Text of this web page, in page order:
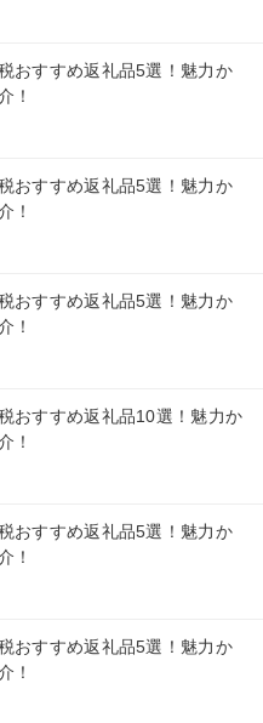
おすすめ返礼品5選！魅力か
！
おすすめ返礼品5選！魅力か
！
おすすめ返礼品5選！魅力か
！
おすすめ返礼品10選！魅力か
！
おすすめ返礼品5選！魅力か
！
おすすめ返礼品5選！魅力か
！